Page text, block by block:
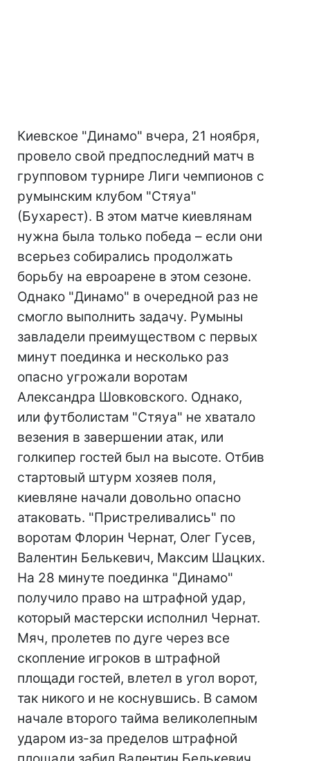
Киевское "Динамо" вчера, 21 ноября,
провело свой предпоследний матч в
групповом турнире Лиги чемпионов с
румынским клубом "Стяуа"
(Бухарест). В этом матче киевлянам
нужна была только победа – если они
всерьез собирались продолжать
борьбу на евроарене в этом сезоне.
Однако "Динамо" в очередной раз не
смогло выполнить задачу. Румыны
завладели преимуществом с первых
минут поединка и несколько раз
опасно угрожали воротам
Александра Шовковского. Однако,
или футболистам "Стяуа" не хватало
везения в завершении атак, или
голкипер гостей был на высоте. Отбив
стартовый штурм хозяев поля,
киевляне начали довольно опасно
атаковать. "Пристреливались" по
воротам Флорин Чернат, Олег Гусев,
Валентин Белькевич, Максим Шацких.
На 28 минуте поединка "Динамо"
получило право на штрафной удар,
который мастерски исполнил Чернат.
Мяч, пролетев по дуге через все
скопление игроков в штрафной
площади гостей, влетел в угол ворот,
так никого и не коснувшись. В самом
начале второго тайма великолепным
ударом из-за пределов штрафной